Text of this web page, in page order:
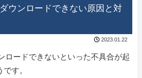
ウンロードできない原因と対
2023.01.22
ロードできないといった不具合が起
す。